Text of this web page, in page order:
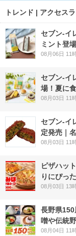
トレンド | アクセス
セブン‐イ
ミント登
08月06日 11
セブン‐イ
場！夏に
08月03日 11
セブン-イ
定発売｜
08月03日 11
ピザハッ
りにぴっ
08月03日 13
長野県
噌や伝統
08月04日 11